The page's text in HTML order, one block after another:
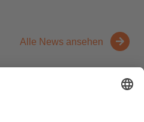
Alle News ansehen